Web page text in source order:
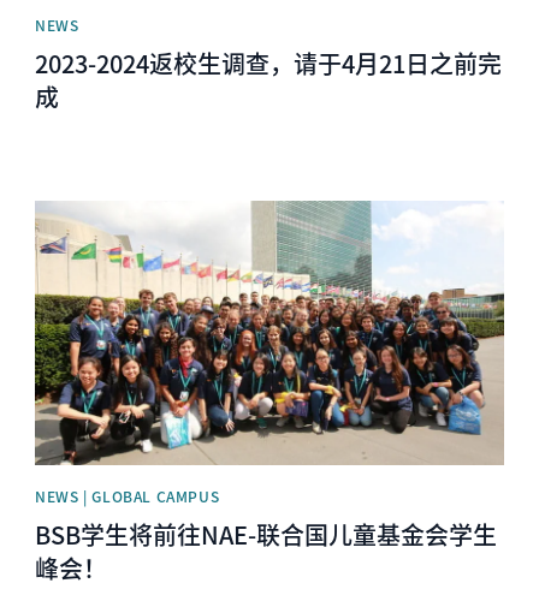
NEWS
2023-2024返校生调查，请于4月21日之前完
成
News image
NEWS | GLOBAL CAMPUS
BSB学生将前往NAE-联合国儿童基金会学生
峰会！